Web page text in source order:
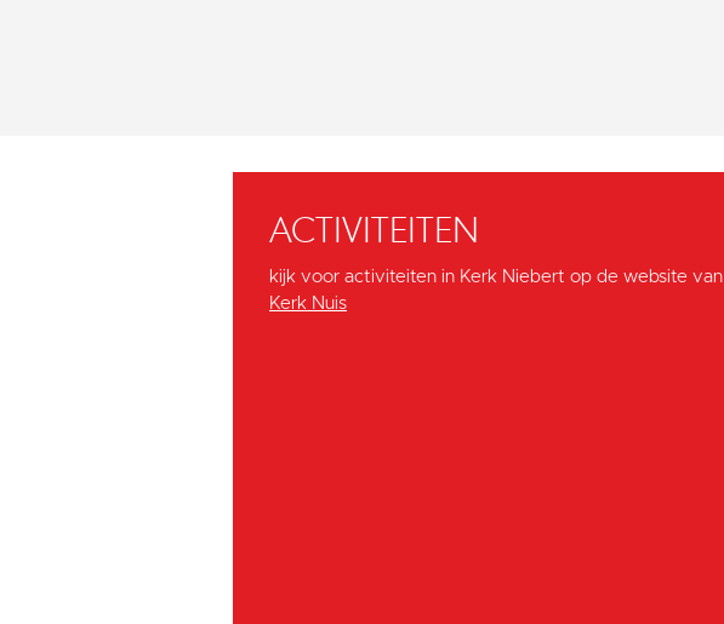
ACTIVITEITEN
kijk voor activiteiten in Kerk Niebert op de website van
Kerk Nuis